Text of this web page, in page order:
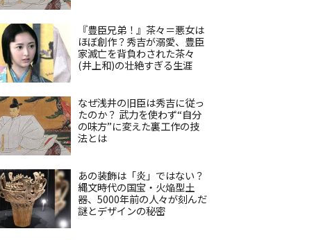
『豊臣兄弟！』茶々＝悪女は
ほぼ創作？秀吉が溺愛、豊臣
家滅亡を背負わされた茶々
(井上和)の壮絶すぎる生涯
なぜ浅井の旧臣は秀吉に従っ
たのか？ 武力を使わず“自分
の味方”に変えた裏工作の技
法とは
あの装飾は「炎」ではない？
縄文時代の国宝・火焔型土
器、5000年前の人々が刻んだ
謎とデザインの秘密